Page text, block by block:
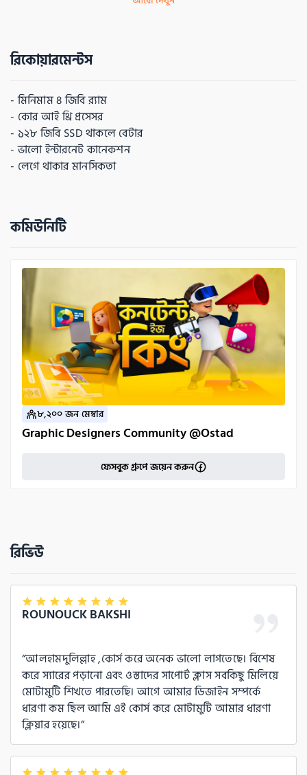
কাজ করার এক্সপেরিয়েন্স আছে) এবং জব/ফ্রিল্যান্সিং করছেন
- সোশ্যাল মিডিয়া মার্কেটার, যারা চাচ্ছেন ব্র্যান্ডের সোশ্যাল
কোন কোন ইন্ডাস্ট্রি বা ব্র্যান্ডের জন্য সোশ্যাল মিডিয়া ব্যানার
ডিজাইন কোর্সটি ইফেক্টিভ হবে?
- সার্ভিস ব্র্যান্ডের
- ফুড ইন্ডাস্ট্রি
- রিয়েল এস্টেট
- শ্যুজ ব্র্যান্ড
টোটাল কয়টি ডিজাইন করানো হবে?
- ২০টি
রিকোয়ারমেন্টস
- মিনিমাম ৪ জিবি র‍্যাম
- কোর আই থ্রি প্রসেসর
- ১২৮ জিবি SSD থাকলে বেটার
- ভালো ইন্টারনেট কানেকশন
- লেগে থাকার মানসিকতা
কমিউনিটি
৮,২০০ জন মেম্বার
Graphic Designers Community @Ostad
ফেসবুক গ্রুপে জয়েন করুন
রিভিউ
ROUNOUCK BAKSHI
আলহামদুলিল্লাহ ,কোর্স করে অনেক ভালো লাগতেছে। বিশেষ
করে স্যারের পড়ানো এবং ওস্তাদের সাপোর্ট ক্লাস সবকিছু মিলিয়ে
মোটামুটি শিখতে পারতেছি। আগে আমার ডিজাইন সম্পর্কে
ধারণা কম ছিল আমি এই কোর্স করে মোটামুটি আমার ধারণা
ক্লিয়ার হয়েছে।